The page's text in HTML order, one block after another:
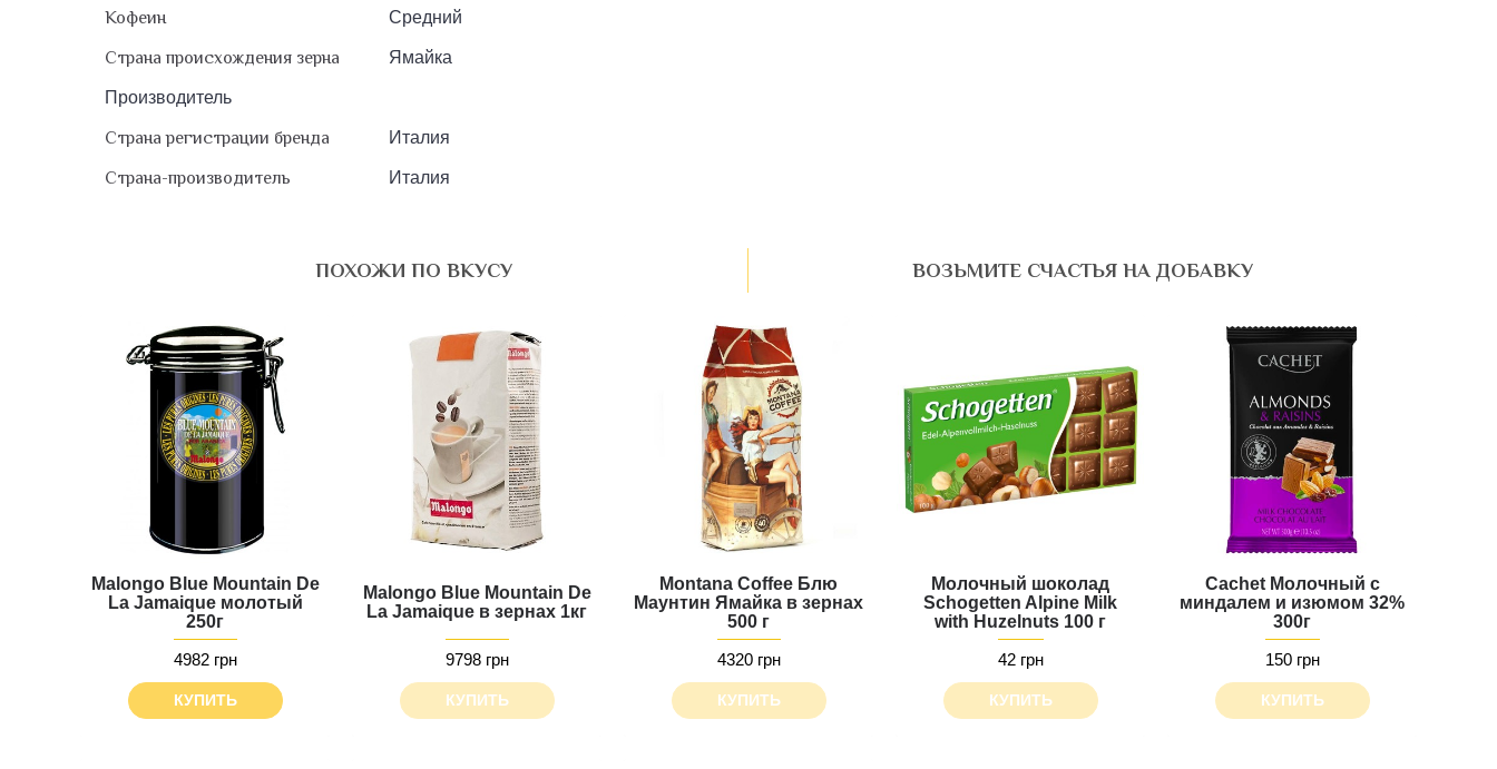
Кофеин Средний
Страна происхождения зерна Ямайка
Производитель
Страна регистрации бренда Италия
Страна-производитель Италия
ПОХОЖИ ПО ВКУСУ ВОЗЬМИТЕ СЧАСТЬЯ НА ДОБАВКУ
Malongo Blue Mountain De
La Jamaique молотый
250г
4982 грн
КУПИТЬ
Malongo Blue Mountain De
La Jamaique в зернах 1кг
9798 грн
КУПИТЬ
Montana Coffee Блю
Маунтин Ямайка в зернах
500 г
4320 грн
КУПИТЬ
Молочный шоколад
Schogetten Alpine Milk
with Huzelnuts 100 г
42 грн
КУПИТЬ
Cachet Молочный с
миндалем и изюмом 32%
300г
150 грн
КУПИТЬ